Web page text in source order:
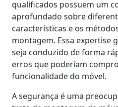
qualificados possuem um
aprofundado sobre
características e os
montagem. Essa expertise
seja conduzido de forma
erros que poderiam
funcionalidade do móvel.
A segurança é uma